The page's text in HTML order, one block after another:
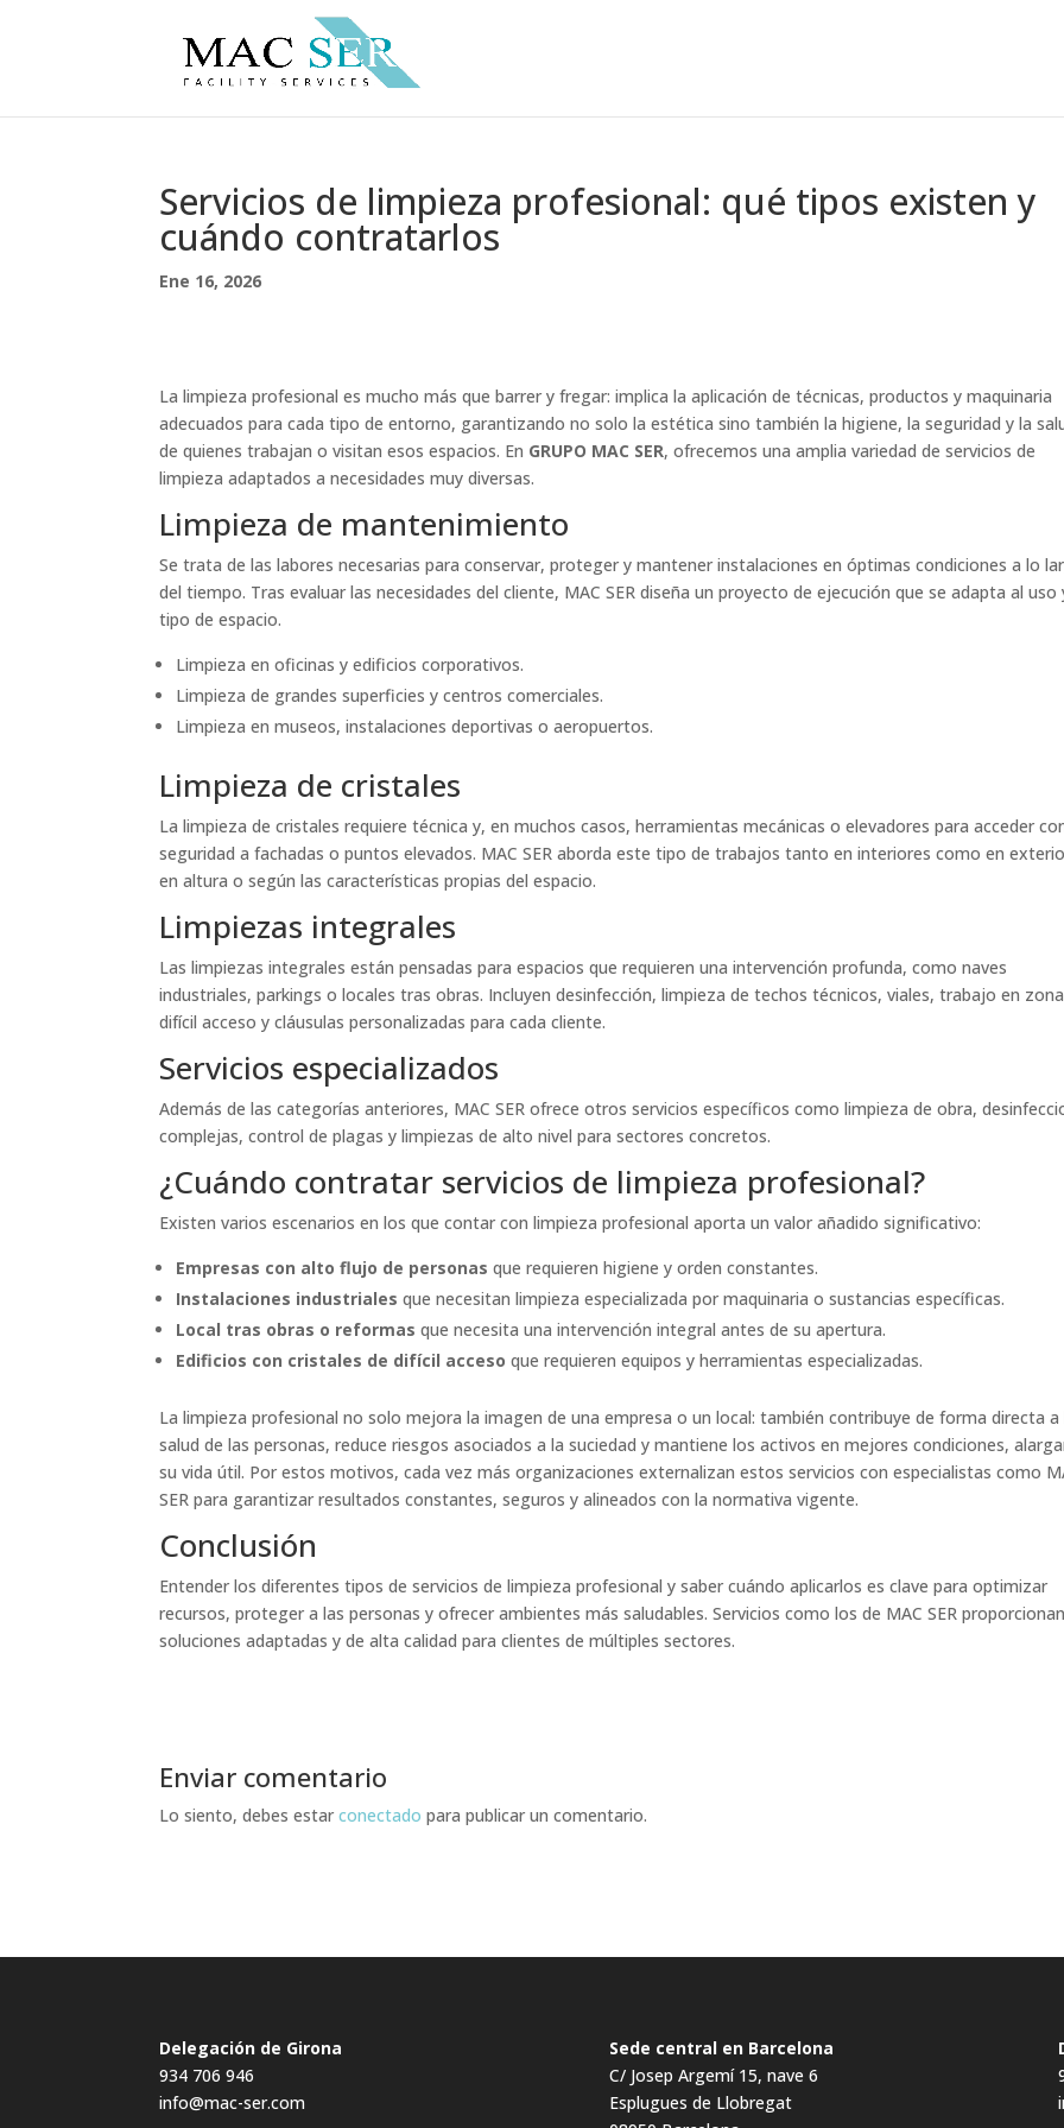
Servicios de limpieza profesional: qué tipos existen y
cuándo contratarlos
Ene 16, 2026
La limpieza profesional es mucho más que barrer y fregar: implica la aplicación de técnicas, productos y maquinaria
adecuados para cada tipo de entorno, garantizando no solo la estética sino también la higiene, la seguridad y la
de quienes trabajan o visitan esos espacios. En GRUPO MAC SER, ofrecemos una amplia variedad de servicios de
limpieza adaptados a necesidades muy diversas.
Limpieza de mantenimiento
Se trata de las labores necesarias para conservar, proteger y mantener instalaciones en óptimas condiciones a lo
del tiempo. Tras evaluar las necesidades del cliente, MAC SER diseña un proyecto de ejecución que se adapta al uso
tipo de espacio.
Limpieza en oficinas y edificios corporativos.
Limpieza de grandes superficies y centros comerciales.
Limpieza en museos, instalaciones deportivas o aeropuertos.
Limpieza de cristales
La limpieza de cristales requiere técnica y, en muchos casos, herramientas mecánicas o elevadores para acceder
seguridad a fachadas o puntos elevados. MAC SER aborda este tipo de trabajos tanto en interiores como en
en altura o según las características propias del espacio.
Limpiezas integrales
Las limpiezas integrales están pensadas para espacios que requieren una intervención profunda, como naves
industriales, parkings o locales tras obras. Incluyen desinfección, limpieza de techos técnicos, viales, trabajo en
difícil acceso y cláusulas personalizadas para cada cliente.
Servicios especializados
Además de las categorías anteriores, MAC SER ofrece otros servicios específicos como limpieza de obra,
complejas, control de plagas y limpiezas de alto nivel para sectores concretos.
¿Cuándo contratar servicios de limpieza profesional?
Existen varios escenarios en los que contar con limpieza profesional aporta un valor añadido significativo:
Empresas con alto flujo de personas que requieren higiene y orden constantes.
Instalaciones industriales que necesitan limpieza especializada por maquinaria o sustancias específicas.
Local tras obras o reformas que necesita una intervención integral antes de su apertura.
Edificios con cristales de difícil acceso que requieren equipos y herramientas especializadas.
La limpieza profesional no solo mejora la imagen de una empresa o un local: también contribuye de forma directa a
salud de las personas, reduce riesgos asociados a la suciedad y mantiene los activos en mejores condiciones,
su vida útil. Por estos motivos, cada vez más organizaciones externalizan estos servicios con especialistas como
SER para garantizar resultados constantes, seguros y alineados con la normativa vigente.
Conclusión
Entender los diferentes tipos de servicios de limpieza profesional y saber cuándo aplicarlos es clave para optimizar
recursos, proteger a las personas y ofrecer ambientes más saludables. Servicios como los de MAC SER proporcionan
soluciones adaptadas y de alta calidad para clientes de múltiples sectores.
Enviar comentario
Lo siento, debes estarconectado para publicar un comentario.
Delegación de Girona
934 706 946
info@mac-ser.com
Sede central en Barcelona
C/ Josep Argemí 15, nave 6
Esplugues de Llobregat